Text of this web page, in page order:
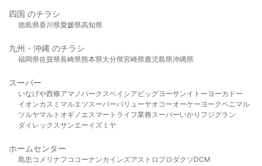
四国 のチラシ
徳島県香川県愛媛県高知県
九州・沖縄 のチラシ
福岡県佐賀県長崎県熊本県大分県宮崎県鹿児島県沖縄県
スーパー
いなげや西條アマノパークスベイシア ビッグヨーサンイトーヨーカドー
イオンカスミ マルエツスーパーバリューヤオコーオーケー ヨークベニマル
ツルヤマルト オギノ エスマート ライフ業務スーパーいかり フジグラン
ダイレックスサンエーイズミヤ
ホームセンター
島忠 コメリ ナフコ コーナンカインズアストロプロダクツDCM